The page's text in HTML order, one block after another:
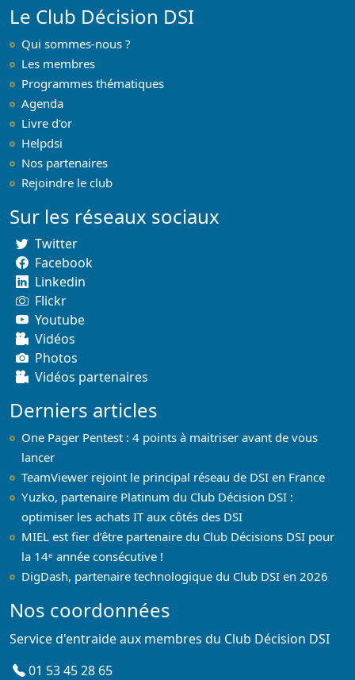
Le Club Décision DSI
Qui sommes-nous ?
Les membres
Programmes thématiques
Agenda
Livre d'or
Helpdsi
Nos partenaires
Rejoindre le club
Sur les réseaux sociaux
Twitter
Facebook
Linkedin
Flickr
Youtube
Vidéos
Photos
Vidéos partenaires
Derniers articles
One Pager Pentest : 4 points à maitriser avant de vous
lancer
TeamViewer rejoint le principal réseau de DSI en France
Yuzko, partenaire Platinum du Club Décision DSI :
optimiser les achats IT aux côtés des DSI
MIEL est fier d’être partenaire du Club Décisions DSI pour
la 14ᵉ année consécutive !
DigDash, partenaire technologique du Club DSI en 2026
Nos coordonnées
Service d'entraide aux membres du Club Décision DSI
01 53 45 28 65